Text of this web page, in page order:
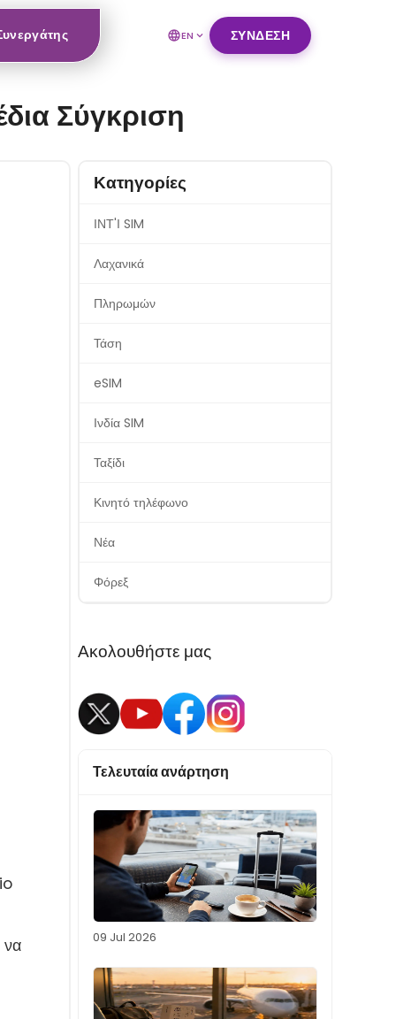
EN ΣΎΝΔΕΣΗ
Σύγκριση
να
Κατηγορίες
ΙΝΤ'Ι SIM
Λαχανικά
Πληρωμών
Τάση
eSIM
Ινδία SIM
Ταξίδι
Κινητό τηλέφωνο
Νέα
Φόρεξ
Ακολουθήστε μας
Τελευταία ανάρτηση
09 Jul 2026